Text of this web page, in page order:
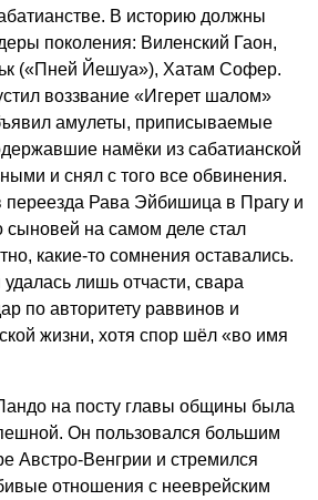
В историю должны
поколения: Виленский Гаон,
(«Пней Йешуа»), Хатам Софер.
воззвание «Игерет шалом»
амулеты, приписываемые
намёки из сабатианской
и снял с того все обвинения.
Рава Эйбишица в Прагу и
сыновей на самом деле стал
какие-то сомнения оставались.
лишь отчасти, свара
по авторитету раввинов и
жизни, хотя спор шёл «во имя
на посту главы общины была
Он пользовался большим
Австро-Венгрии и стремился
отношения с нееврейским